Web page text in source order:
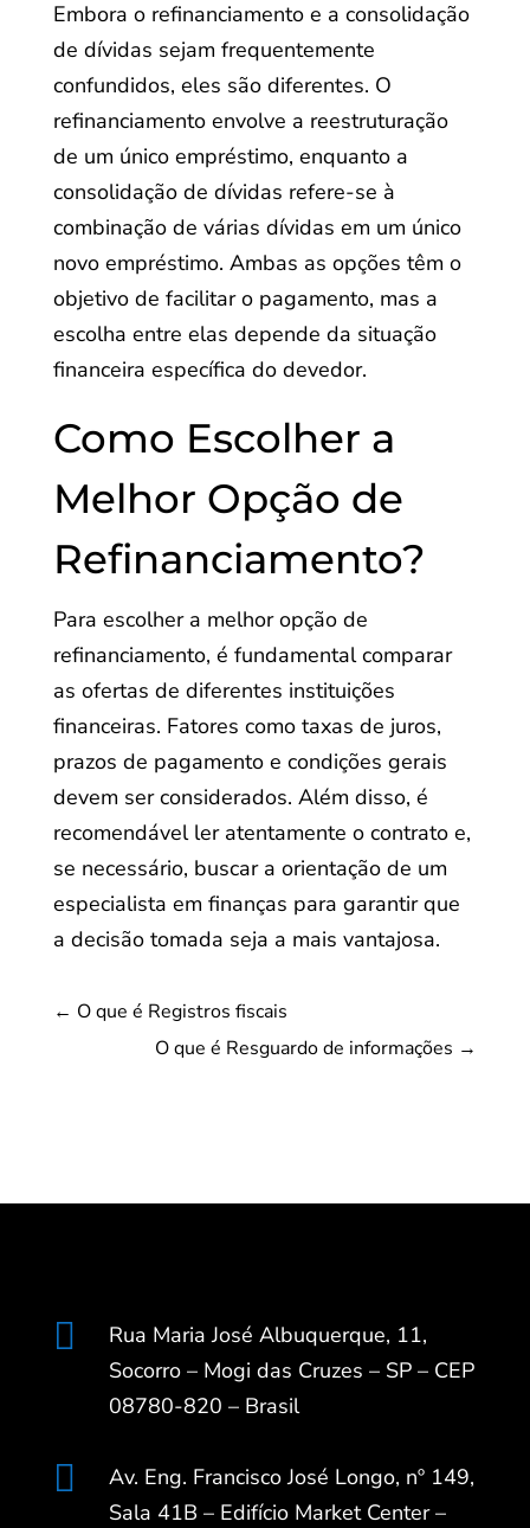
Embora o refinanciamento e a consolidação
de dívidas sejam frequentemente
confundidos, eles são diferentes. O
refinanciamento envolve a reestruturação
de um único empréstimo, enquanto a
consolidação de dívidas refere-se à
combinação de várias dívidas em um único
novo empréstimo. Ambas as opções têm o
objetivo de facilitar o pagamento, mas a
escolha entre elas depende da situação
financeira específica do devedor.
Como Escolher a
Melhor Opção de
Refinanciamento?
Para escolher a melhor opção de
refinanciamento, é fundamental comparar
as ofertas de diferentes instituições
financeiras. Fatores como taxas de juros,
prazos de pagamento e condições gerais
devem ser considerados. Além disso, é
recomendável ler atentamente o contrato e,
se necessário, buscar a orientação de um
especialista em finanças para garantir que
a decisão tomada seja a mais vantajosa.
← O que é Registros fiscais
O que é Resguardo de informações →

Rua Maria José Albuquerque, 11,
Socorro – Mogi das Cruzes – SP – CEP
08780-820 – Brasil

Av. Eng. Francisco José Longo, nº 149,
Sala 41B – Edifício Market Center –